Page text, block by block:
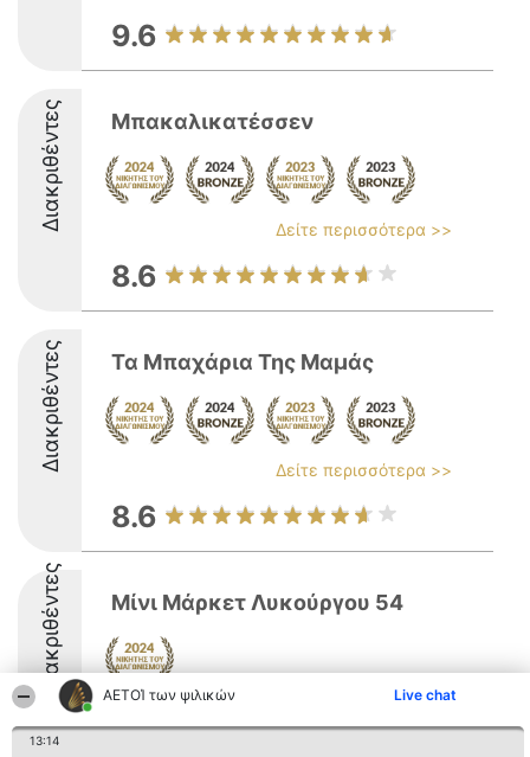
ΑΕΤΟΊ των ψιλικών Live chat
13:14
9.6
Διακριθέντες Μπακαλικατέσσεν
Δείτε περισσότερα >>
8.6
Διακριθέντες Τα Μπαχάρια Της Μαμάς
Δείτε περισσότερα >>
8.6
Διακριθέντες Μίνι Μάρκετ Λυκούργου 54
8.5